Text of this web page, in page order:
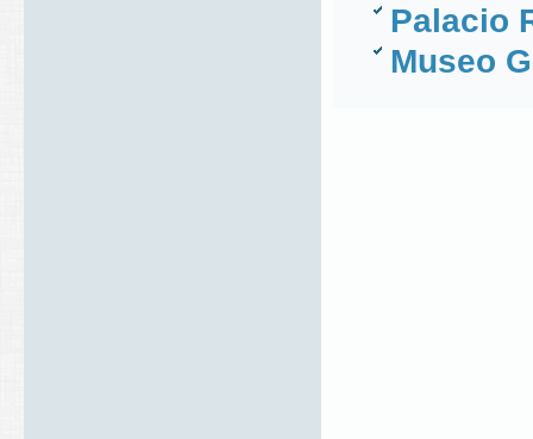
Palacio
Museo